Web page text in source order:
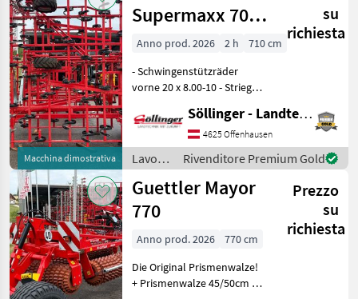
KÖRPERAB
Pöttinger
Macchina dimostrativa
Supermaxx 70-7
HD
su
richiesta
Anno prod. 2026 2 h
710 cm
- Schwingenstützräder
vorne 20 x 8.00-10 - Striegel
Hydraulische
Tiefenverstellung - 2
Striegelreihen -
Striegelreihen mechanisch
verstellbar
Söllinger - Landtechnik GmbH
4625 Offenhausen
Lavorazione
terreno
/
Güttler
Rivenditore Premium Gold
Guettler Mayor
770
Prezzo
su
richiesta
Anno prod. 2026
770 cm
Die Original Prismenwalze!
+ Prismenwalze 45/50cm +